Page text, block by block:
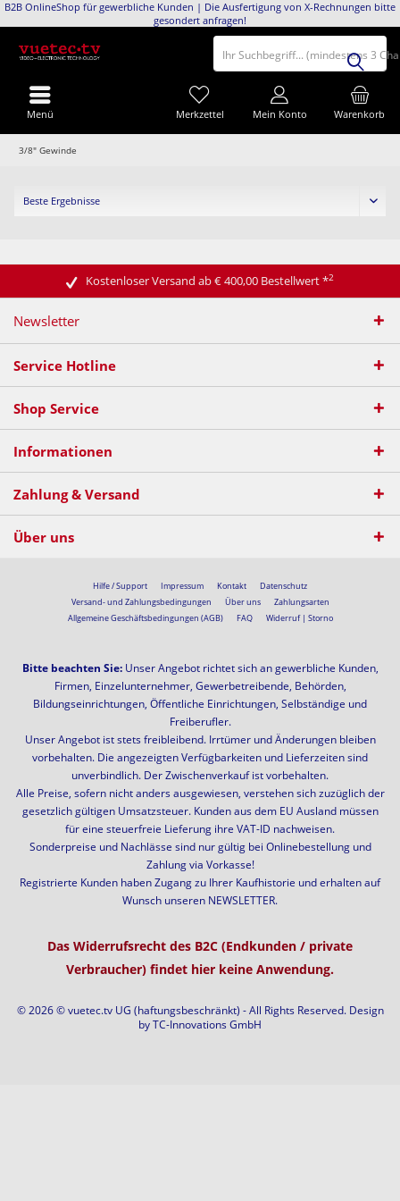
B2B OnlineShop für gewerbliche Kunden | Die Ausfertigung von X-Rechnungen bitte
gesondert anfragen!
Ihr Suchbegriff... (mindestens 3
Warenkorb
Merkzettel Mein Konto
Menü
3/8" Gewinde
Kostenloser Versand ab € 400,00 Bestellwert*2
Newsletter
Service Hotline
Shop Service
Informationen
Zahlung & Versand
Über uns
Hilfe / Support Impressum Kontakt
Datenschutz
Versand- und Zahlungsbedingungen
Über uns
Zahlungsarten
Allgemeine Geschäftsbedingungen (AGB)
FAQ Widerruf | Storno
Bitte beachten Sie:Unser Angebot richtet sich an gewerbliche Kunden,
Firmen, Einzelunternehmer, Gewerbetreibende, Behörden,
Bildungseinrichtungen, Öffentliche Einrichtungen, Selbständige und
Freiberufler.
Unser Angebot ist stets freibleibend. Irrtümer und Änderungen bleiben
vorbehalten. Die angezeigten Verfügbarkeiten und Lieferzeiten sind
unverbindlich. Der Zwischenverkauf ist vorbehalten.
Alle Preise, sofern nicht anders ausgewiesen, verstehen sich zuzüglich der
gesetzlich gültigen Umsatzsteuer. Kunden aus dem EU Ausland müssen
für eine steuerfreie Lieferung ihre VAT-ID nachweisen.
Sonderpreise und Nachlässe sind nur gültig bei Onlinebestellung und
Zahlung via Vorkasse!
Registrierte Kunden haben Zugang zu Ihrer Kaufhistorie und erhalten auf
Wunsch unseren NEWSLETTER.
Das Widerrufsrecht des B2C (Endkunden / private
Verbraucher) findet hier keine Anwendung.
© 2026 © vuetec.tv UG (haftungsbeschränkt) - All Rights Reserved. Design
byTC-Innovations GmbH